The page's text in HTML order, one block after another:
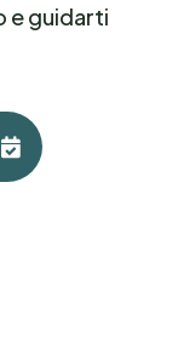
e guidarti